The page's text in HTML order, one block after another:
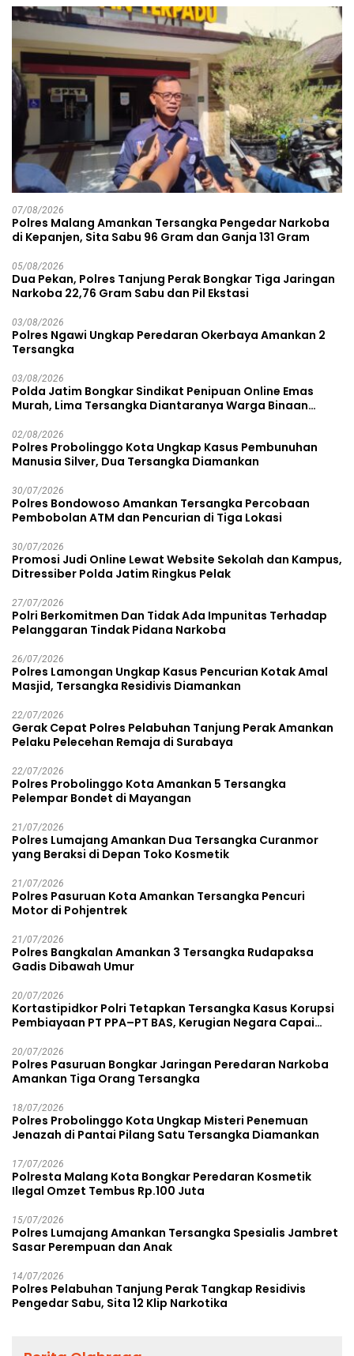
07/08/2026
Polres Malang Amankan Tersangka Pengedar Narkoba
di Kepanjen, Sita Sabu 96 Gram dan Ganja 131 Gram
05/08/2026
Dua Pekan, Polres Tanjung Perak Bongkar Tiga Jaringan
Narkoba 22,76 Gram Sabu dan Pil Ekstasi
03/08/2026
Polres Ngawi Ungkap Peredaran Okerbaya Amankan 2
Tersangka
03/08/2026
Polda Jatim Bongkar Sindikat Penipuan Online Emas
Murah, Lima Tersangka Diantaranya Warga Binaan
02/08/2026
Polres Probolinggo Kota Ungkap Kasus Pembunuhan
Manusia Silver, Dua Tersangka Diamankan
30/07/2026
Polres Bondowoso Amankan Tersangka Percobaan
Pembobolan ATM dan Pencurian di Tiga Lokasi
30/07/2026
Promosi Judi Online Lewat Website Sekolah dan Kampus,
Ditressiber Polda Jatim Ringkus Pelak
27/07/2026
Polri Berkomitmen Dan Tidak Ada Impunitas Terhadap
Pelanggaran Tindak Pidana Narkoba
26/07/2026
Polres Lamongan Ungkap Kasus Pencurian Kotak Amal
Masjid, Tersangka Residivis Diamankan
22/07/2026
Gerak Cepat Polres Pelabuhan Tanjung Perak Amankan
Pelaku Pelecehan Remaja di Surabaya
22/07/2026
Polres Probolinggo Kota Amankan 5 Tersangka
Pelempar Bondet di Mayangan
21/07/2026
Polres Lumajang Amankan Dua Tersangka Curanmor
yang Beraksi di Depan Toko Kosmetik
21/07/2026
Polres Pasuruan Kota Amankan Tersangka Pencuri
Motor di Pohjentrek
21/07/2026
Polres Bangkalan Amankan 3 Tersangka Rudapaksa
Gadis Dibawah Umur
20/07/2026
Kortastipidkor Polri Tetapkan Tersangka Kasus Korupsi
Pembiayaan PT PPA–PT BAS, Kerugian Negara Capai
20/07/2026
Polres Pasuruan Bongkar Jaringan Peredaran Narkoba
Amankan Tiga Orang Tersangka
18/07/2026
Polres Probolinggo Kota Ungkap Misteri Penemuan
Jenazah di Pantai Pilang Satu Tersangka Diamankan
17/07/2026
Polresta Malang Kota Bongkar Peredaran Kosmetik
Ilegal Omzet Tembus Rp.100 Juta
15/07/2026
Polres Lumajang Amankan Tersangka Spesialis Jambret
Sasar Perempuan dan Anak
14/07/2026
Polres Pelabuhan Tanjung Perak Tangkap Residivis
Pengedar Sabu, Sita 12 Klip Narkotika